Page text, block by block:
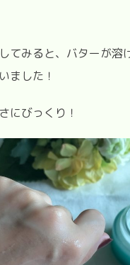
てみると、バターが溶
ました！
にびっくり！